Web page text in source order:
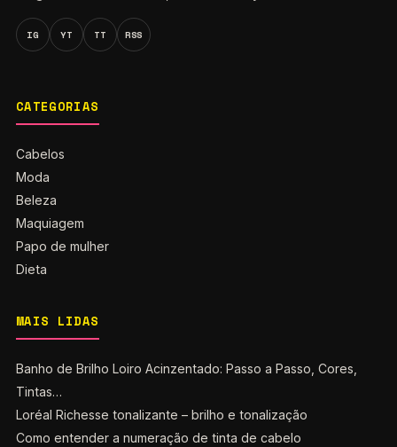
IG YT TT RSS
CATEGORIAS
Cabelos
Moda
Beleza
Maquiagem
Papo de mulher
Dieta
MAIS LIDAS
Banho de Brilho Loiro Acinzentado: Passo a Passo, Cores,
Tintas…
Loréal Richesse tonalizante – brilho e tonalização
Como entender a numeração de tinta de cabelo